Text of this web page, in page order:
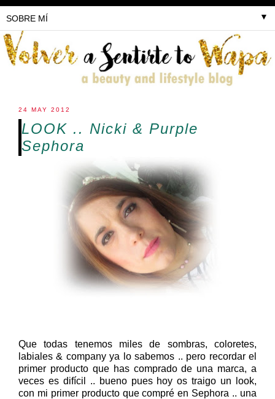
▼
24 MAY 2012
LOOK .. Nicki & Purple
Sephora
Que todas tenemos miles de sombras, coloretes,
labiales & company ya lo sabemos .. pero recordar el
primer producto que has comprado de una marca, a
veces es difícil .. bueno pues hoy os traigo un look,
con mi primer producto que compré en Sephora .. una